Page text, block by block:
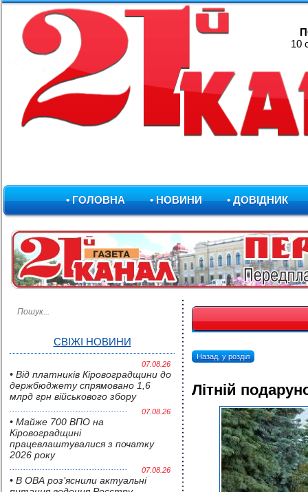
10
• ГОЛОВНА • НОВИНИ • ДОВІДНИК
СВІЖІ НОВИНИ
07.08.26
• Від платників Кіровоградщини до
держбюджету спрямовано 1,6
млрд грн військового збору
07.08.26
• Майже 700 ВПО на
Кіровоградщині
працевлаштувалися з початку
2026 року
07.08.26
• В ОВА роз’яснили актуальні
Назад, у розділ
Літній